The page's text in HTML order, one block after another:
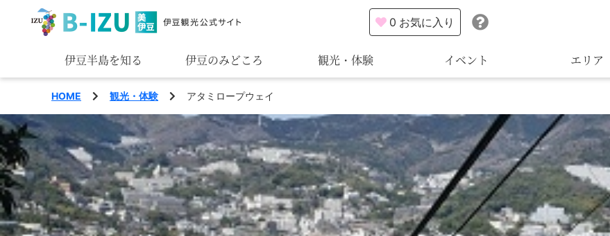
伊豆半島を知る 伊豆のみどころ
みる
あそぶ
あじわう
観光・体験 イベント エリア
0 お気に入り
HOME 観光・体験 アタミロープウェイ